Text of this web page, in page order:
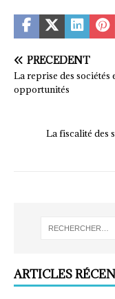
PRÉCÉDENT
La reprise des
opportunités
La fiscalité des
ARTICLES